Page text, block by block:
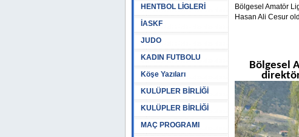
HENTBOL LİGLERİ
İASKF
JUDO
KADIN FUTBOLU
Köşe Yazıları
KULÜPLER BİRLİĞİ
KULÜPLER BİRLİĞİ
MAÇ PROGRAMI
Bölgesel Amatör
Hasan Ali Cesur
Bölgesel